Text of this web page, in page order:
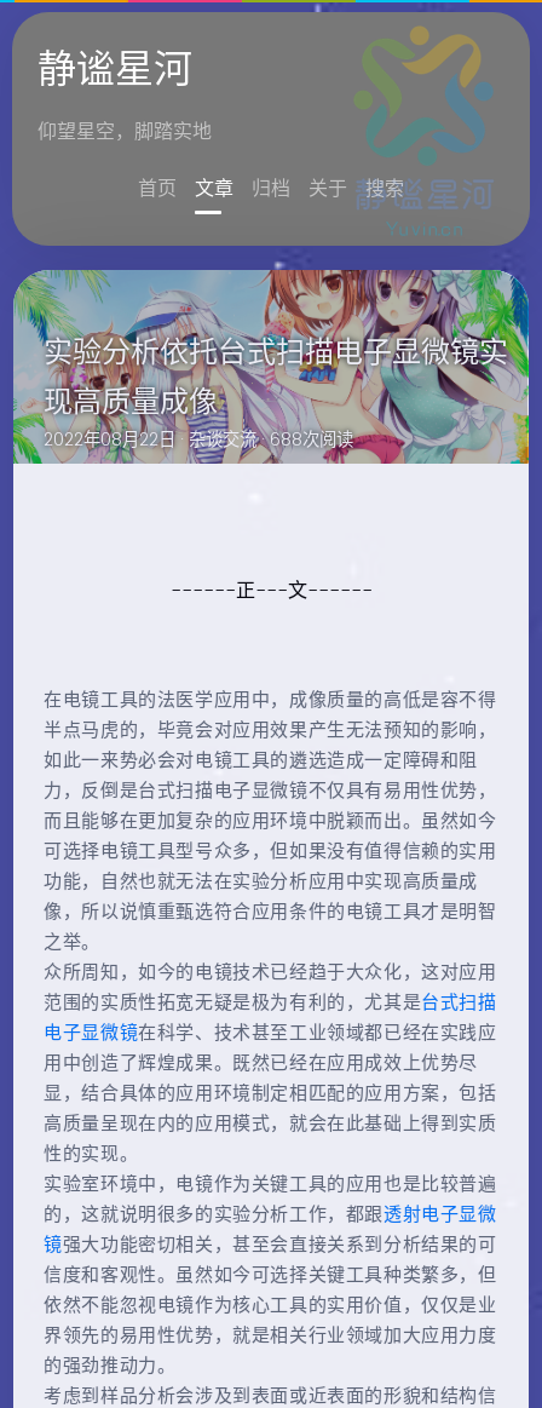
静谧星河
仰望星空，脚踏实地
首页
文章 归档 关于 搜索
实验分析依托台式扫描电子显微镜实
现高质量成像
2022年08月22日 ·杂谈交流· 688次阅读
------正---文------
在电镜工具的法医学应用中，成像质量的高低是容不得
半点马虎的，毕竟会对应用效果产生无法预知的影响，
如此一来势必会对电镜工具的遴选造成一定障碍和阻
力，反倒是台式扫描电子显微镜不仅具有易用性优势，
而且能够在更加复杂的应用环境中脱颖而出。虽然如今
可选择电镜工具型号众多，但如果没有值得信赖的实用
功能，自然也就无法在实验分析应用中实现高质量成
像，所以说慎重甄选符合应用条件的电镜工具才是明智
之举。
众所周知，如今的电镜技术已经趋于大众化，这对应用
范围的实质性拓宽无疑是极为有利的，尤其是台式扫描
电子显微镜在科学、技术甚至工业领域都已经在实践应
用中创造了辉煌成果。既然已经在应用成效上优势尽
显，结合具体的应用环境制定相匹配的应用方案，包括
高质量呈现在内的应用模式，就会在此基础上得到实质
性的实现。
实验室环境中，电镜作为关键工具的应用也是比较普遍
的，这就说明很多的实验分析工作，都跟透射电子显微
镜强大功能密切相关，甚至会直接关系到分析结果的可
信度和客观性。虽然如今可选择关键工具种类繁多，但
依然不能忽视电镜作为核心工具的实用价值，仅仅是业
界领先的易用性优势，就是相关行业领域加大应用力度
的强劲推动力。
考虑到样品分析会涉及到表面或近表面的形貌和结构信